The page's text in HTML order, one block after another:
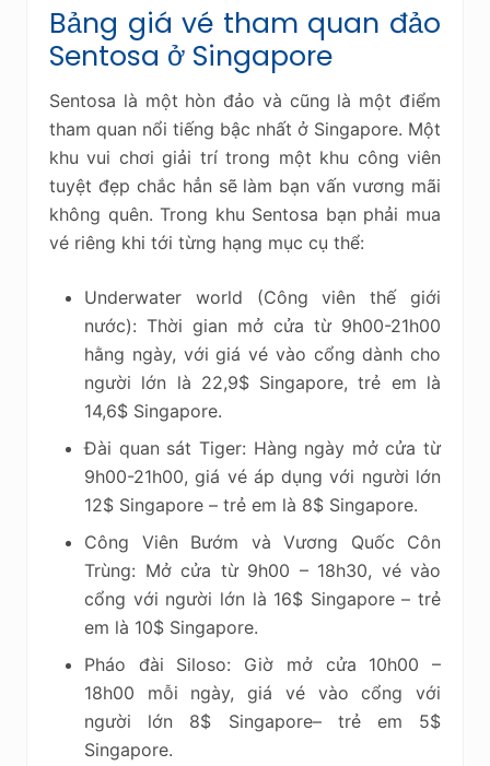
Bảng giá vé tham quan đảo
Sentosa ở Singapore
Sentosa là một hòn đảo và cũng là một điểm
tham quan nổi tiếng bậc nhất ở Singapore. Một
khu vui chơi giải trí trong một khu công viên
tuyệt đẹp chắc hẳn sẽ làm bạn vấn vương mãi
không quên. Trong khu Sentosa bạn phải mua
vé riêng khi tới từng hạng mục cụ thể:
Underwater world (Công viên thế giới
nước): Thời gian mở cửa từ 9h00-21h00
hằng ngày, với giá vé vào cổng dành cho
người lớn là 22,9$ Singapore, trẻ em là
14,6$ Singapore.
Đài quan sát Tiger: Hàng ngày mở cửa từ
9h00-21h00, giá vé áp dụng với người lớn
12$ Singapore – trẻ em là 8$ Singapore.
Công Viên Bướm và Vương Quốc Côn
Trùng: Mở cửa từ 9h00 – 18h30, vé vào
cổng với người lớn là 16$ Singapore – trẻ
em là 10$ Singapore.
Pháo đài Siloso: Giờ mở cửa 10h00 –
18h00 mỗi ngày, giá vé vào cổng với
người lớn 8$ Singapore– trẻ em 5$
Singapore.